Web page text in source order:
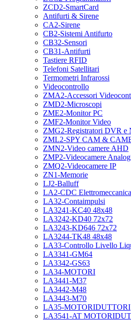
ZCD2-SmartCard
Antifurti & Sirene
CA2-Sirene
CB2-Sistemi Antifurto
CB32-Sensori
CB31-Antifurti
Tastiere RFID
Telefoni Satellitari
Termometri Infrarossi
Videocontrollo
ZMA2-Accessori
ZMD2-Microscopi
ZME2-Monitor PC
ZMF2-Monitor Video
ZMG2-Registratori DVR e
ZML2-SPY CAM &
ZMN2-Video camere AHD
ZMP2-Videocamere
ZMQ2-Videocamere IP
ZN1-Memorie
LJ2-Balluff
LA2-CDC Elettromeccanica
LA32-Contaimpulsi
LA3241-KC40 48x48
LA3242-KD40 72x72
LA3243-KD646 72x72
LA3244-TK48 48x48
LA33-Controllo Livello
LA3341-GM64
LA3342-GS63
LA34-MOTORI
LA3441-M37
LA3442-M48
LA3443-M70
LA35-MOTORIDUTTORI
LA3541-AT